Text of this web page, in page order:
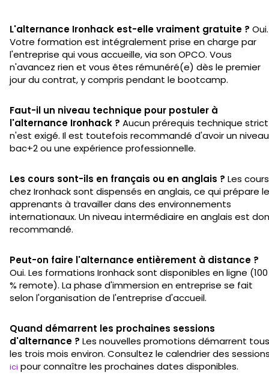
L'alternance Ironhack est-elle vraiment gratuite ? Oui.
Votre formation est intégralement prise en charge par
l'entreprise qui vous accueille, via son OPCO. Vous
n'avancez rien et vous êtes rémunéré(e) dès le premier
jour du contrat, y compris pendant le bootcamp.
Faut-il un niveau technique pour postuler à
l'alternance Ironhack ? Aucun prérequis technique strict
n'est exigé. Il est toutefois recommandé d'avoir un niveau
bac+2 ou une expérience professionnelle.
Les cours sont-ils en français ou en anglais ? Les cours
chez Ironhack sont dispensés en anglais, ce qui prépare
apprenants à travailler dans des environnements
internationaux. Un niveau intermédiaire en anglais est
recommandé.
Peut-on faire l'alternance entièrement à distance ?
Oui. Les formations Ironhack sont disponibles en ligne (100
% remote). La phase d'immersion en entreprise se fait
selon l'organisation de l'entreprise d'accueil.
Quand démarrent les prochaines sessions
d'alternance ? Les nouvelles promotions démarrent tous
les trois mois environ. Consultez le calendrier des
ici pour connaître les prochaines dates disponibles.